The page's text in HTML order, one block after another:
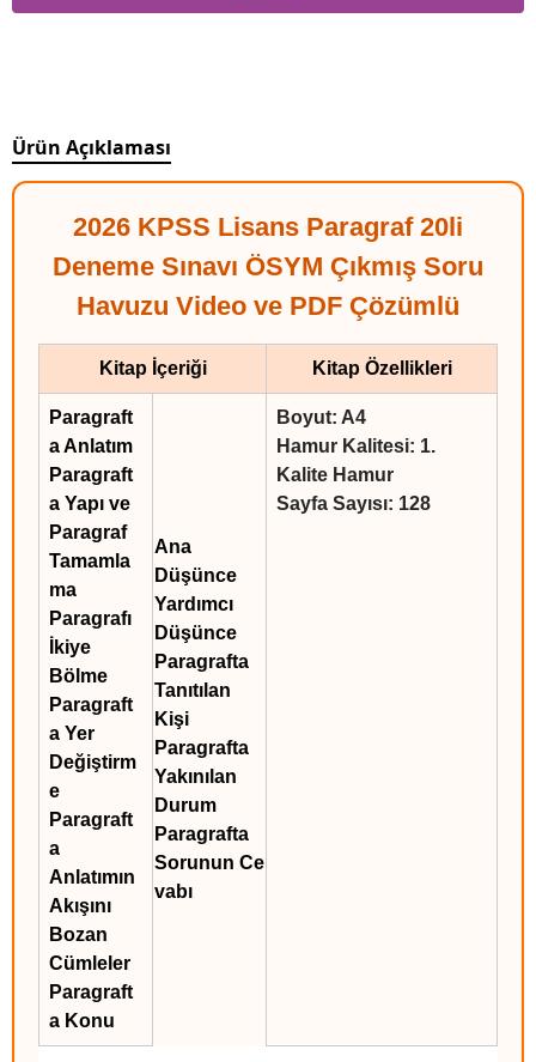
Ürün Açıklaması
2026 KPSS Lisans Paragraf 20li
Deneme Sınavı ÖSYM Çıkmış Soru
Havuzu Video ve PDF Çözümlü
Kitap İçeriği Kitap Özellikleri
Paragraft
a Anlatım
Paragraft
a Yapı ve
Paragraf
Tamamla
ma
Paragrafı
İkiye
Bölme
Paragraft
a Yer
Değiştirm
e
Paragraft
a
Anlatımın
Akışını
Bozan
Cümleler
Paragraft
a Konu
Ana
Düşünce
Yardımcı
Düşünce
Paragrafta
Tanıtılan
Kişi
Paragrafta
Yakınılan
Durum
Paragrafta
Sorunun Ce
vabı
Boyut: A4
Hamur Kalitesi: 1.
Kalite Hamur
Sayfa Sayısı: 128